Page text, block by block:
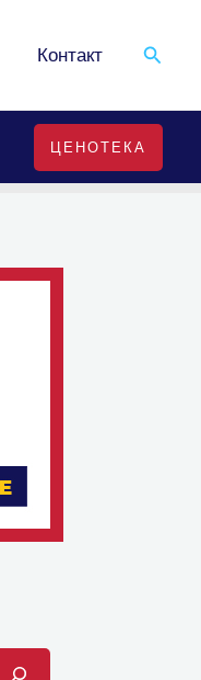
Контакт Search
ЦЕНОТЕКА